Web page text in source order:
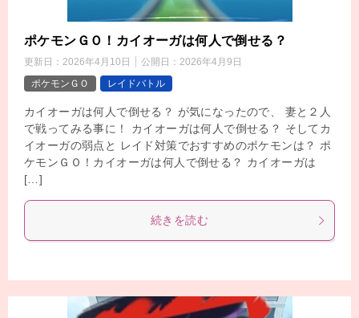
ポケモンＧＯ！カイオーガは何人で倒せる？
更新日： 2026年4月10日 公開日： 2026年4月9日
ポケモンＧＯ
レイドバトル
カイオーガは何人で倒せる？ が気になったので、 妻と２人
で戦ってみる事に！ カイオーガは何人で倒せる？ そしてカ
イオーガの弱点と レイド対策でおすすめのポケモンは？ ポ
ケモンＧＯ！カイオーガは何人で倒せる？ カイオーガは
[…]
続きを読む